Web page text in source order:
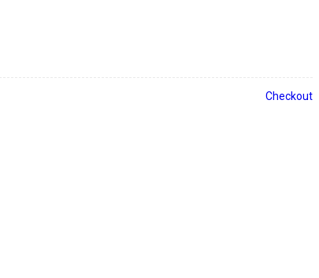
Checkout